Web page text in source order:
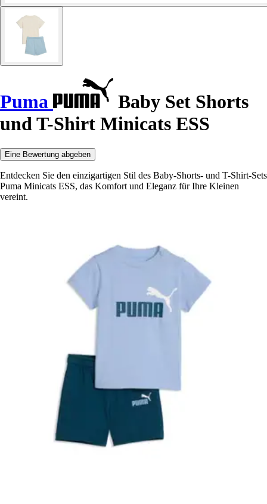
Puma
Baby Set Shorts
und T-Shirt Minicats ESS
Eine Bewertung abgeben
Entdecken Sie den einzigartigen Stil des Baby-Shorts- und T-Shirt-Sets
Puma Minicats ESS, das Komfort und Eleganz für Ihre Kleinen
vereint.